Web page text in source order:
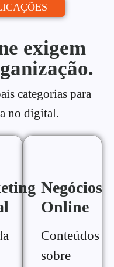
exigem
categorias para
no digital.
Negócios
Online
Conteúdos
sobre